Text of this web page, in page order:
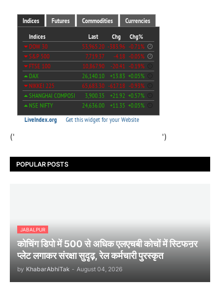
(' ')
POPULAR POSTS
JABALPUR
कोचिंग डिपो में 500 से अधिक एलएचबी कोचों में स्टिफऩर
प्लेट लगाकर संरक्षा सुदृढ़, रेल कर्मचारी पुरस्कृत
by KhabarAbhiTak - August 04, 2026